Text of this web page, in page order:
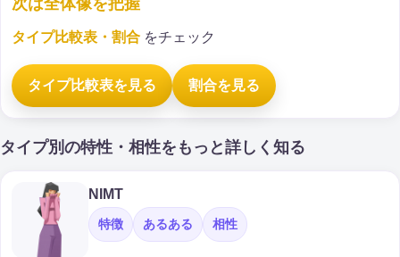
次は全体像を把握
タイプ比較表・割合 をチェック
タイプ比較表を見る 割合を見る
タイプ別の特性・相性をもっと詳しく知る
NIMT
特徴 あるある 相性